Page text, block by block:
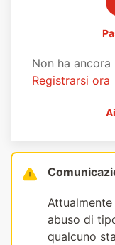
Non ha
Registrarsi ora
abuso di
qualcuno